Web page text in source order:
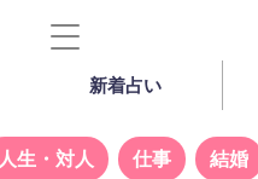
新着占い
人生・対人 仕事 結婚